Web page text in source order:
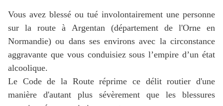
Vous avez blessé ou tué involontairement une personne
sur la route à Argentan (département de l'Orne en
Normandie) ou dans ses environs avec la circonstance
aggravante que vous conduisiez sous l’empire d’un état
alcoolique.
Le Code de la Route réprime ce délit routier d'une
manière d'autant plus sévèrement que les blessures